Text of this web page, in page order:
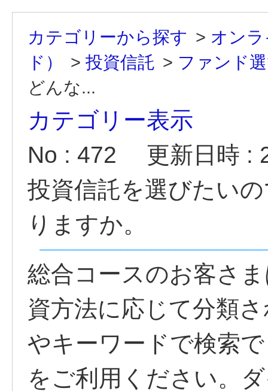
カテゴリーから探す > オン
ド）
> 投資信託 > ファンド
どんな...
カテゴリー表示
No : 472
更新日時 :
投資信託を選びたい
りますか。
総合コースのお客さ
資方法に応じて分類
やキーワードで検索
をご利用ください。